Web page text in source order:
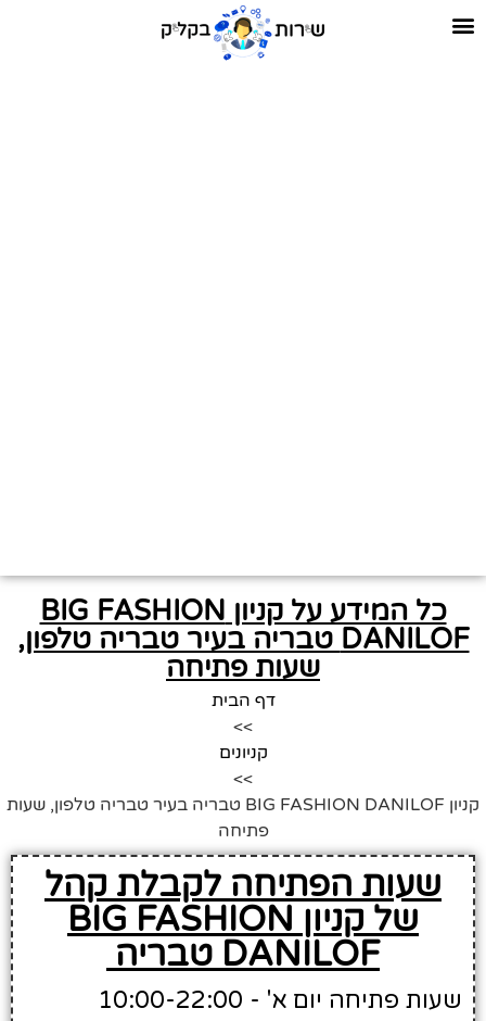
כל המידע על קניון BIG FASHION
DANILOF טבריה בעיר טבריה טלפון,
שעות פתיחה
דף הבית
>>
קניונים
>>
קניון BIG FASHION DANILOF טבריה בעיר טבריה טלפון, שעות
פתיחה
שעות הפתיחה לקבלת קהל
של קניון BIG FASHION
DANILOF טבריה
שעות פתיחה יום א' - 10:00-22:00